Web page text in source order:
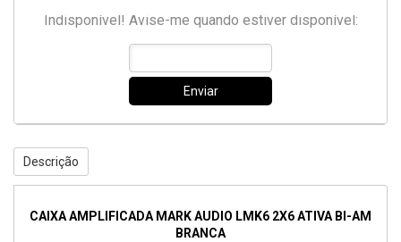
Indisponível! Avise-me quando estiver disponível:
Enviar
Descrição
CAIXA AMPLIFICADA MARK AUDIO LMK6 2X6 ATIVA BI-AM
BRANCA